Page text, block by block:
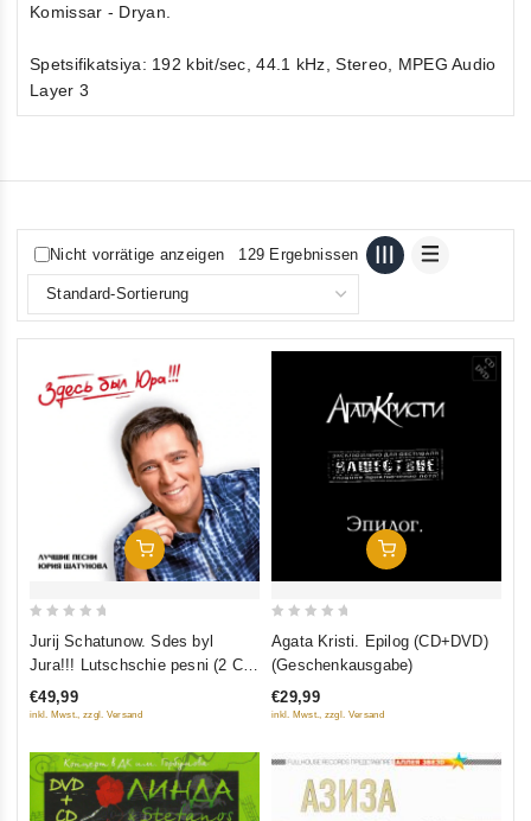
Komissar - Dryan.
Spetsifikatsiya: 192 kbit/sec, 44.1 kHz, Stereo, MPEG Audio
Layer 3
Nicht vorrätige anzeigen 129 Ergebnissen
In Den Warenkorb
out
5
Jurij Schatunow. Sdes byl
Jura!!! Lutschschie pesni (2 CD
Limited Edition)
€49,99
inkl. Mwst., zzgl. Versand
In Den Warenkorb
out
5
Agata Kristi. Epilog (CD+DVD)
(Geschenkausgabe)
€29,99
inkl. Mwst., zzgl. Versand